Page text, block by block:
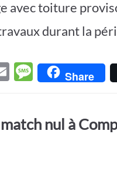
avec toiture
durant la
E
M
g
Share
nul à